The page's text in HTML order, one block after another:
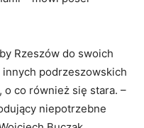
Rzeszów do swoich
innych podrzeszowskich
o co również się stara. –
niepotrzebne